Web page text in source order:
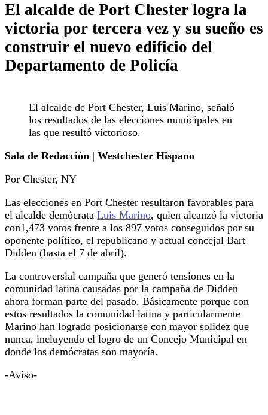
El alcalde de Port Chester logra la
victoria por tercera vez y su sueño es
construir el nuevo edificio del
Departamento de Policía
El alcalde de Port Chester, Luis Marino, señaló
los resultados de las elecciones municipales en
las que resultó victorioso.
Sala de Redacción | Westchester Hispano
Por Chester, NY
Las elecciones en Port Chester resultaron favorables para
el alcalde demócrata Luis Marino, quien alcanzó la victoria
con1,473 votos frente a los 897 votos conseguidos por su
oponente político, el republicano y actual concejal Bart
Didden (hasta el 7 de abril).
La controversial campaña que generó tensiones en la
comunidad latina causadas por la campaña de Didden
ahora forman parte del pasado. Básicamente porque con
estos resultados la comunidad latina y particularmente
Marino han logrado posicionarse con mayor solidez que
nunca, incluyendo el logro de un Concejo Municipal en
donde los demócratas son mayoría.
-Aviso-